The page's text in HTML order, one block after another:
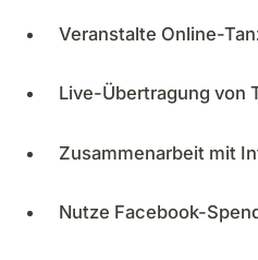
Veranstalte Online-
Live-Übertragung von
Zusammenarbeit mit
Nutze Facebook-